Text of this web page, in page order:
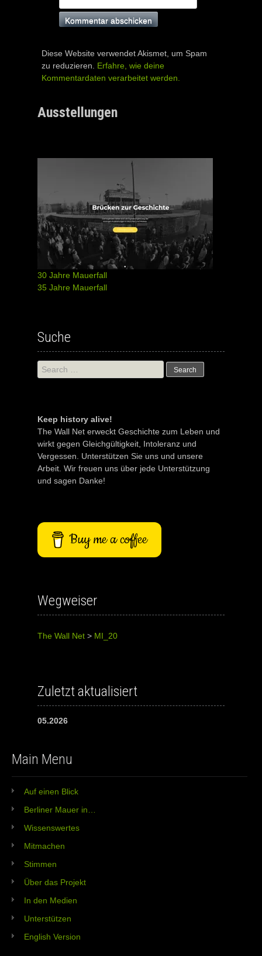
Diese Website verwendet Akismet, um Spam
zu reduzieren. Erfahre, wie deine
Kommentardaten verarbeitet werden.
Ausstellungen
30 Jahre Mauerfall
35 Jahre Mauerfall
Suche
Search
for:
Keep history alive!
The Wall Net erweckt Geschichte zum Leben und
wirkt gegen Gleichgültigkeit, Intoleranz und
Vergessen. Unterstützen Sie uns und unsere
Arbeit. Wir freuen uns über jede Unterstützung
und sagen Danke!
Buy me a coffee
Wegweiser
The Wall Net > MI_20
Zuletzt aktualisiert
05.2026
Main Menu
Auf einen Blick
Berliner Mauer in…
Wissenswertes
Mitmachen
Stimmen
Über das Projekt
In den Medien
Unterstützen
English Version